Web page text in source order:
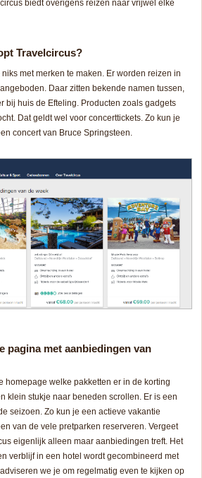
biedt overigens reizen naar vrijwel elke
Travelcircus?
met merken te maken. Er worden reizen in
Daar zitten bekende namen tussen,
bij huis de Efteling. Producten zoals gadgets
Dat geldt wel voor concerttickets. Zo kun je
concert van Bruce Springsteen.
pagina met aanbiedingen van
homepage welke pakketten er in de korting
klein stukje naar beneden scrollen. Er is een
seizoen. Zo kun je een actieve vakantie
van de vele pretparken reserveren. Vergeet
eigenlijk alleen maar aanbiedingen treft. Het
verblijf in een hotel wordt gecombineerd met
we je om regelmatig even te kijken op